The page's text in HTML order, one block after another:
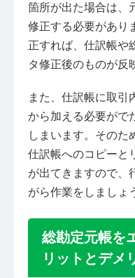
箇所が出た場合は、
修正する必要があり
正すれば、仕訳帳や
タ修正後のものが反
また、仕訳帳に取引
から加える必要がで
しまいます。そのた
仕訳帳へのコピーと
が出てきますので、
がら作業をしましょ
総勘定元帳を
リットとデメ